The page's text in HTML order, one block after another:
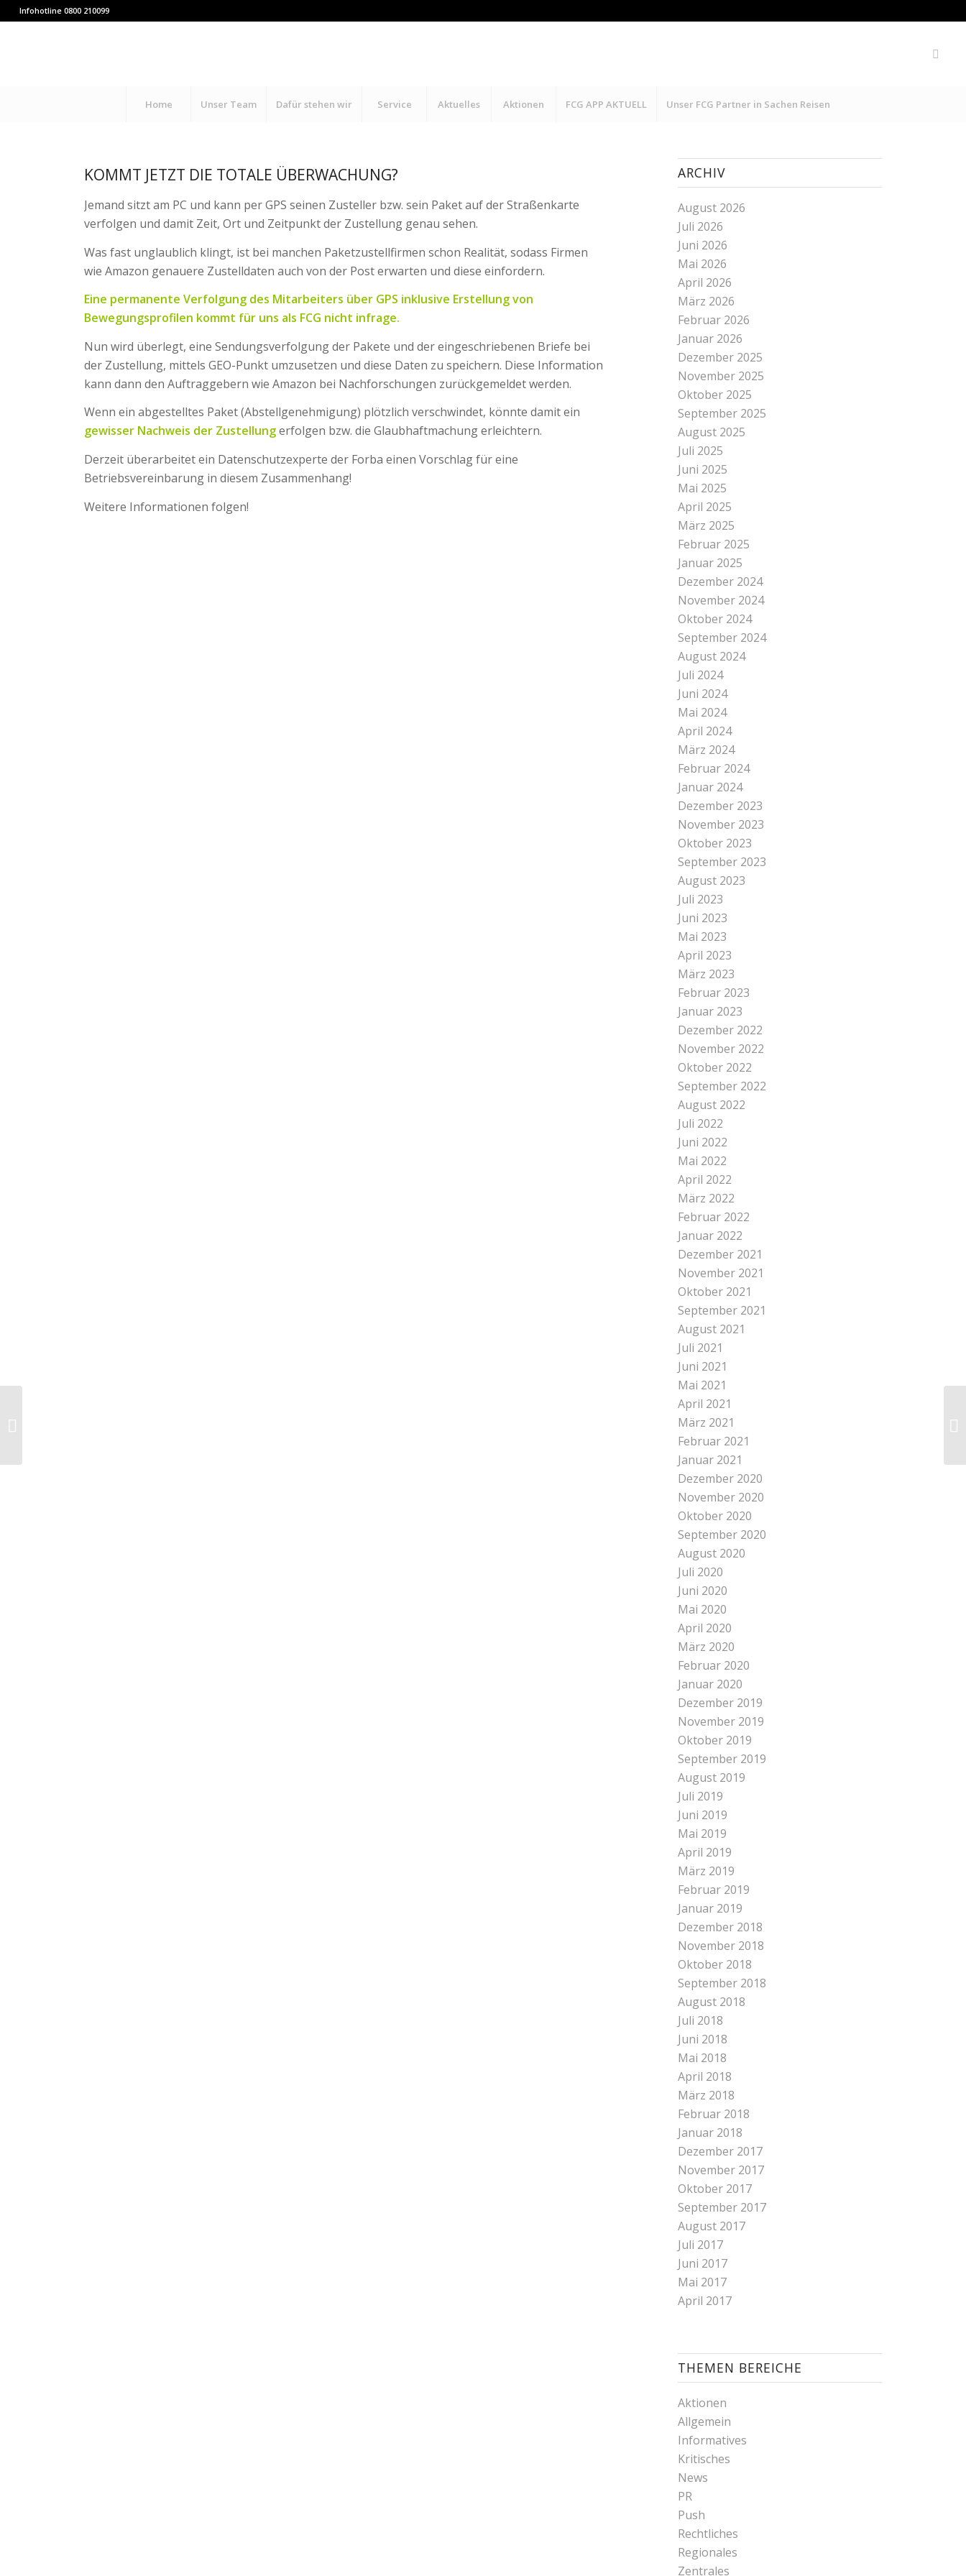
Infohotline 0800 210099
Home Unser Team Dafür stehen wir Service Aktuelles Aktionen FCG APP AKTUELL Unser FCG Partner in Sachen Reisen
KOMMT JETZT DIE TOTALE ÜBERWACHUNG?
Jemand sitzt am PC und kann per GPS seinen Zusteller bzw. sein Paket auf der Straßenkarte
verfolgen und damit Zeit, Ort und Zeitpunkt der Zustellung genau sehen.
Was fast unglaublich klingt, ist bei manchen Paketzustellfirmen schon Realität, sodass Firmen
wie Amazon genauere Zustelldaten auch von der Post erwarten und diese einfordern.
Eine permanente Verfolgung des Mitarbeiters über GPS inklusive Erstellung von
Bewegungsprofilen kommt für uns als FCG nicht infrage.
Nun wird überlegt, eine Sendungsverfolgung der Pakete und der eingeschriebenen Briefe bei
der Zustellung, mittels GEO-Punkt umzusetzen und diese Daten zu speichern. Diese Information
kann dann den Auftraggebern wie Amazon bei Nachforschungen zurückgemeldet werden.
Wenn ein abgestelltes Paket (Abstellgenehmigung) plötzlich verschwindet, könnte damit ein
gewisser Nachweis der Zustellungerfolgen bzw. die Glaubhaftmachung erleichtern.
Derzeit überarbeitet ein Datenschutzexperte der Forba einen Vorschlag für eine
Betriebsvereinbarung in diesem Zusammenhang!
Weitere Informationen folgen!
ARCHIV
August 2026
Juli 2026
Juni 2026
Mai 2026
April 2026
März 2026
Februar 2026
Januar 2026
Dezember 2025
November 2025
Oktober 2025
September 2025
August 2025
Juli 2025
Juni 2025
Mai 2025
April 2025
März 2025
Februar 2025
Januar 2025
Dezember 2024
November 2024
Oktober 2024
September 2024
August 2024
Juli 2024
Juni 2024
Mai 2024
April 2024
März 2024
Februar 2024
Januar 2024
Dezember 2023
November 2023
Oktober 2023
September 2023
August 2023
Juli 2023
Juni 2023
Mai 2023
April 2023
März 2023
Februar 2023
Januar 2023
Dezember 2022
November 2022
Oktober 2022
September 2022
August 2022
Juli 2022
Juni 2022
Mai 2022
April 2022
März 2022
Februar 2022
Januar 2022
Dezember 2021
November 2021
Oktober 2021
September 2021
August 2021
Juli 2021
Juni 2021
Mai 2021
April 2021
März 2021
Februar 2021
Januar 2021
Dezember 2020
November 2020
Oktober 2020
September 2020
August 2020
Juli 2020
Juni 2020
Mai 2020
April 2020
März 2020
Februar 2020
Januar 2020
Dezember 2019
November 2019
Oktober 2019
September 2019
August 2019
Juli 2019
Juni 2019
Mai 2019
April 2019
März 2019
Februar 2019
Januar 2019
Dezember 2018
November 2018
Oktober 2018
September 2018
August 2018
Juli 2018
Juni 2018
Mai 2018
April 2018
März 2018
Februar 2018
Januar 2018
Dezember 2017
November 2017
Oktober 2017
September 2017
August 2017
Juli 2017
Juni 2017
Mai 2017
April 2017
THEMEN BEREICHE
Aktionen
Allgemein
Informatives
Kritisches
News
PR
Push
Rechtliches
Regionales
Zentrales